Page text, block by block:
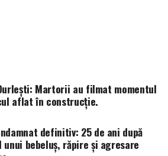
Martorii au filmat momentul
aflat în construcție.
definitiv: 25 de ani după
bebeluș, răpire și agresare